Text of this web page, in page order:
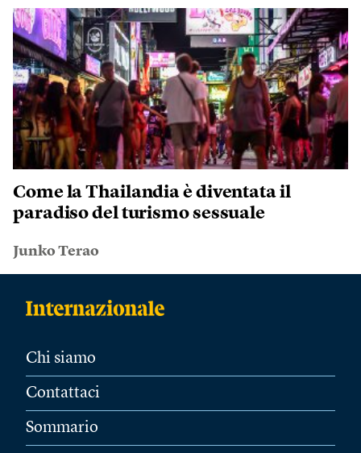
Come la Thailandia è diventata il
paradiso del turismo sessuale
Junko Terao
Chi siamo
Contattaci
Sommario